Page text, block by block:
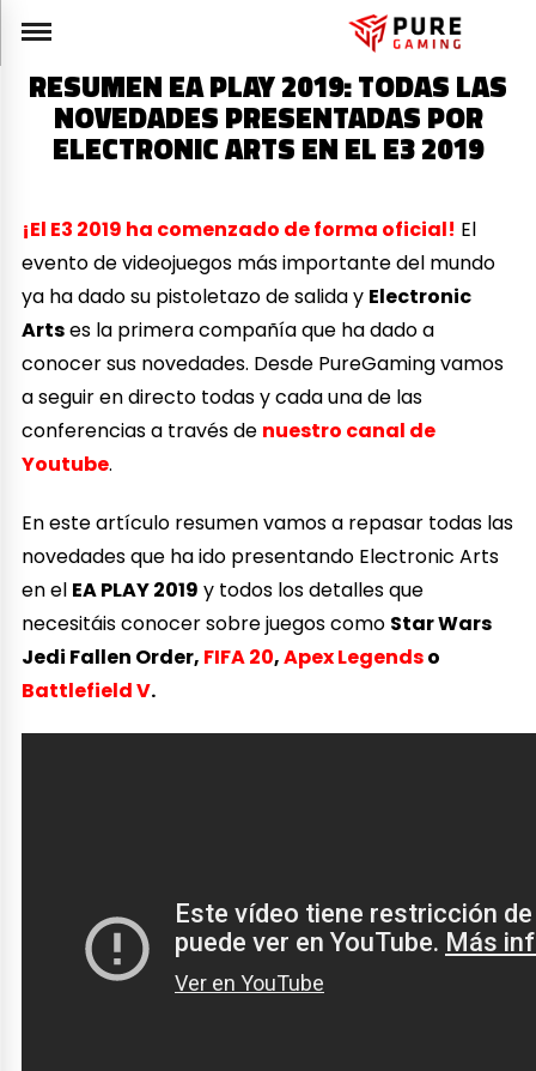
RESUMEN EA PLAY 2019: TODAS LAS
NOVEDADES PRESENTADAS POR
ELECTRONIC ARTS EN EL E3 2019
¡El E3 2019 ha comenzado de forma oficial! El
evento de videojuegos más importante del mundo
ya ha dado su pistoletazo de salida y Electronic
Artses la primera compañía que ha dado a
conocer sus novedades. Desde PureGaming vamos
a seguir en directo todas y cada una de las
conferencias a través de nuestro canal de
Youtube.
En este artículo resumen vamos a repasar todas las
novedades que ha ido presentando Electronic Arts
en el EA PLAY 2019 y todos los detalles que
necesitáis conocer sobre juegos como Star Wars
Jedi Fallen Order, FIFA 20,Apex Legendso
Battlefield V.